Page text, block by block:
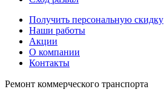
Получить персональную скидку
Наши работы
Акции
О компании
Контакты
Ремонт коммерческого транспорта